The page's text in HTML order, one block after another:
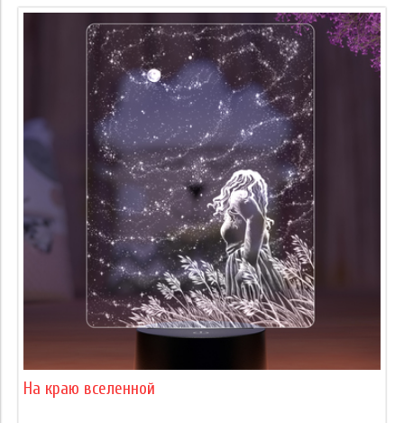
На краю вселенной